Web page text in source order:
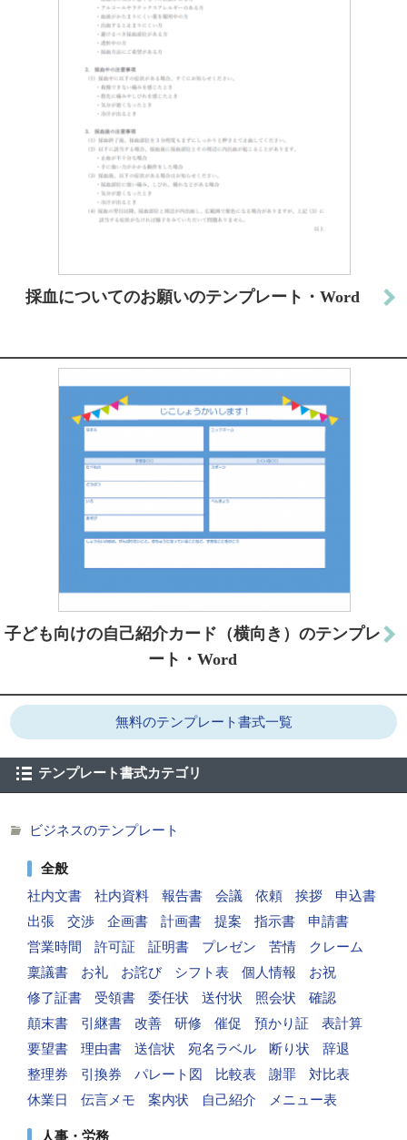
採血についてのお願いのテンプレート・Word
子ども向けの自己紹介カード（横向き）のテンプレ
ート・Word
無料のテンプレート書式一覧
テンプレート書式カテゴリ
ビジネスのテンプレート
全般
社内文書
社内資料 報告書 会議 依頼 挨拶
申込書
出張
交渉 企画書 計画書 提案 指示書
申請書
営業時間
許可証 証明書 プレゼン 苦情
クレーム
稟議書
お礼 お詫び シフト表 個人情報
お祝
修了証書
受領書 委任状 送付状 照会状
確認
顛末書
引継書 改善 研修 催促 預かり証
表計算
要望書
理由書 送信状 宛名ラベル 断り状
辞退
整理券
引換券 パレート図 比較表 謝罪
対比表
休業日
伝言メモ 案内状 自己紹介 メニュー表
人事・労務